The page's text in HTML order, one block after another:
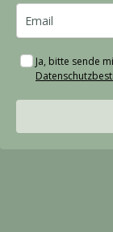
Ja, bitte sende